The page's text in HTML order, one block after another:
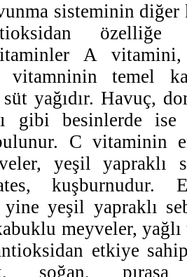
sisteminin diğer
özelliğe
A
temel
süt yağıdır. Havuç,
gibi besinlerde
C vitaminin
yeşil yapraklı
kuşburnudur.
yeşil yapraklı
meyveler,
etkiye
soğan,